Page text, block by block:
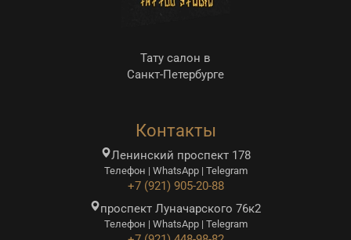
Тату салон в
Санкт-Петербурге
Контакты
Ленинский проспект 178
Телефон | WhatsApp | Telegram
+7 (921) 905-20-88
проспект Луначарского 76к2
Телефон | WhatsApp | Telegram